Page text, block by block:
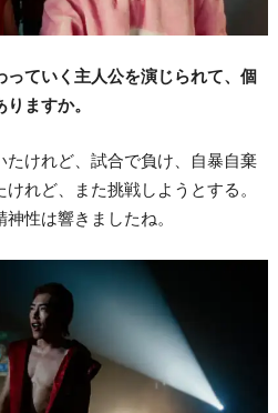
っていく主人公を演じられて、個
ますか。
けれど、試合で負け、自暴自棄
れど、また挑戦しようとする。
性は響きましたね。